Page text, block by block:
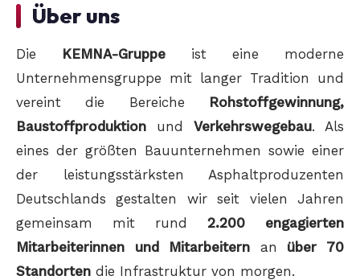
Über uns
Die KEMNA-Gruppe ist eine moderne
Unternehmensgruppe mit langer Tradition und
vereint die Bereiche Rohstoffgewinnung,
Baustoffproduktion und Verkehrswegebau. Als
eines der größten Bauunternehmen sowie einer
der leistungsstärksten Asphaltproduzenten
Deutschlands gestalten wir seit vielen Jahren
gemeinsam mit rund 2.200 engagierten
Mitarbeiterinnen und Mitarbeitern an über 70
Standorten die Infrastruktur von morgen.